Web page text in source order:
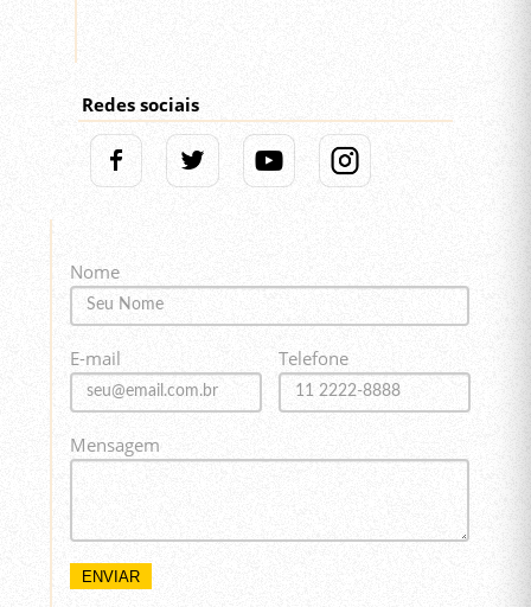
Redes sociais
Nome
E-mail Telefone
Mensagem